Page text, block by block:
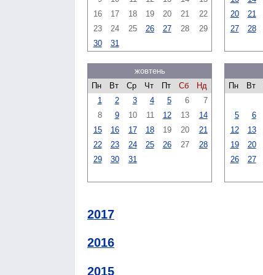
16
17 18 19 20 21
22
23
24 25 26 27 28
29
30
31
20
21
27
28
жовтень
Пн
Вт Ср Чт Пт Сб
Нд
1
2 3 4 5 6
7
8
9 10 11 12 13
14
15
16 17 18 19 20
21
22
23 24 25 26 27
28
29
30 31
Пн
Вт
5
6
12
13
19
20
26
27
2017
2016
2015